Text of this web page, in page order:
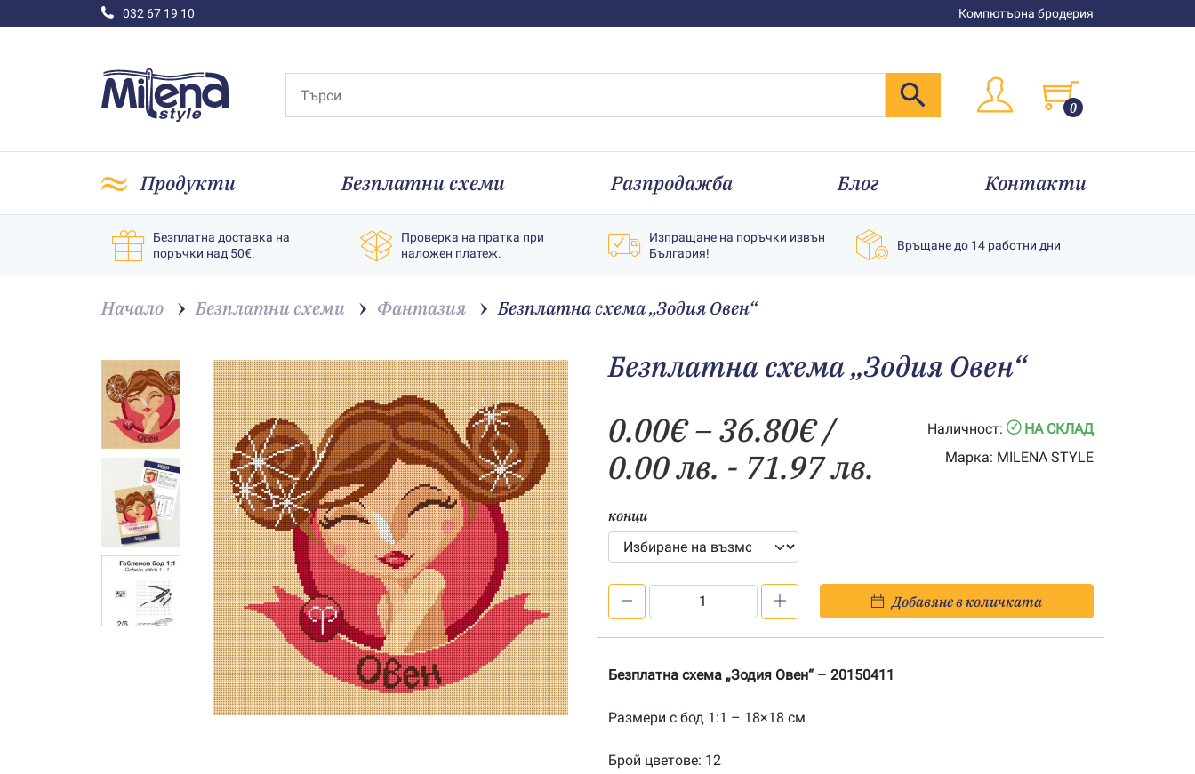
032 67 19 10 Компютърна бродерия
0
Продукти Безплатни схеми Разпродажба Блог Контакти
Безплатна доставка на
поръчки над 50€.
Проверка на пратка при
наложен платеж.
Изпращане на поръчки извън
България!
Връщане до 14 работни дни
Начало Безплатни схеми Фантазия Безплатна схема „Зодия Овен“
Безплатна схема „Зодия Овен“
0.00€–36.80€Price
range:
36.80€
/
0.00 лв. - 71.97 лв.
Наличност:
НА СКЛАД
Марка: MILENA STYLE
конци
схема
Овен“
Добавяне в количката
Безплатна схема „Зодия Овен“ – 20150411
Размери с бод 1:1 – 18×18 см
Брой цветове: 12